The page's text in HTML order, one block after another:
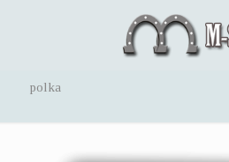
polka